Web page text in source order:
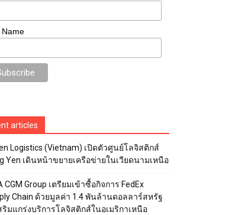
Name
articles
Logistics (Vietnam) เปิดตัวศูนย์โลจิสติกส์
Yen เดินหน้าขยายเครือข่ายในเวียดนามเหนือ
CGM Group เตรียมเข้าซื้อกิจการ FedEx
Chain ด้วยมูลค่า 1.4 พันล้านดอลลาร์สหรัฐ
ริมแกร่งบริการโลจิสติกส์ในอเมริกาเหนือ